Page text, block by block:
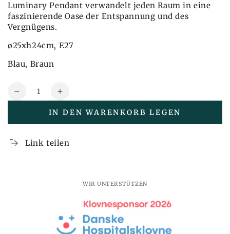
Luminary Pendant verwandelt jeden Raum in eine
faszinierende Oase der Entspannung und des
Vergnügens.
ø25xh24cm, E27
Blau, Braun
Menge
Reduzieren
Menge
Leuchtende
Erhöhen
auch
Menge
Leuchtende
IN DEN WARENKORB LEGEN
Link teilen
WIR UNTERSTÜTZEN